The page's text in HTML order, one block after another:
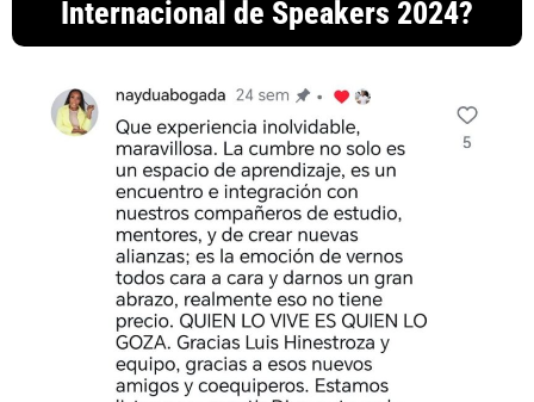
Internacional de Speakers 2024?